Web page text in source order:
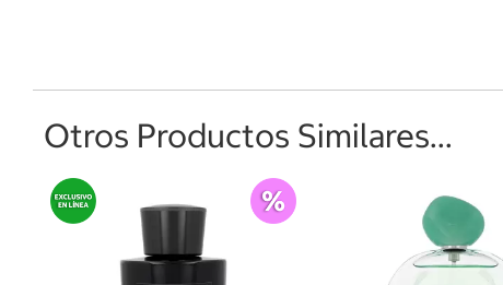
Otros Productos Similares...